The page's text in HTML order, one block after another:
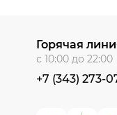
Горячая
с 10:00 до 22:00
+7 (343) 273-